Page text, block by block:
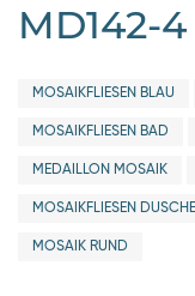
MD142-4
MOSAIKFLIESEN BLAU
MOSAIKFLIESEN BAD
MEDAILLON MOSAIK
MOSAIKFLIESEN DUSCHE
MOSAIK RUND